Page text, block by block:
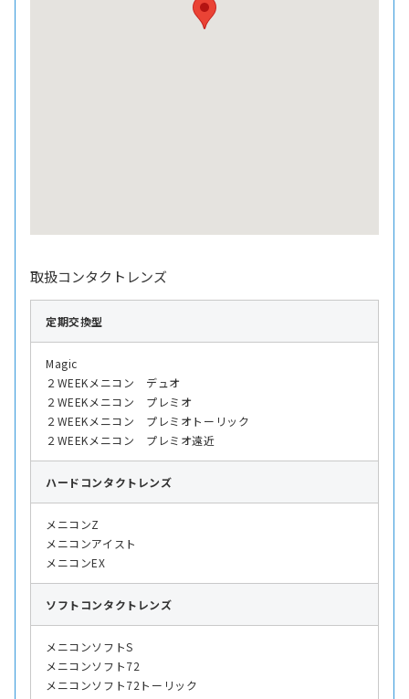
取扱コンタクトレンズ
定期交換型
Magic
２WEEKメニコン デュオ
２WEEKメニコン プレミオ
２WEEKメニコン プレミオトーリック
２WEEKメニコン プレミオ遠近
ハード コンタクトレンズ
メニコンZ
メニコンアイスト
メニコンEX
ソフト コンタクトレンズ
メニコンソフトS
メニコンソフト72
メニコンソフト72トーリック